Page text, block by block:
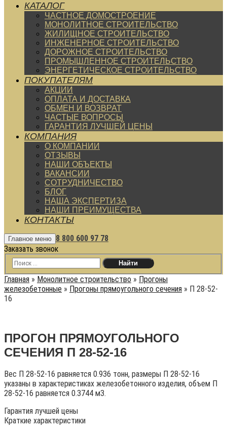
КАТАЛОГ
ЧАСТНОЕ ДОМОСТРОЕНИЕ
МОНОЛИТНОЕ СТРОИТЕЛЬСТВО
ЖИЛИЩНОЕ СТРОИТЕЛЬСТВО
ИНЖЕНЕРНОЕ СТРОИТЕЛЬСТВО
ДОРОЖНОЕ СТРОИТЕЛЬСТВО
ПРОМЫШЛЕННОЕ СТРОИТЕЛЬСТВО
ЭНЕРГЕТИЧЕСКОЕ СТРОИТЕЛЬСТВО
ПОКУПАТЕЛЯМ
АКЦИИ
ОПЛАТА И ДОСТАВКА
ОБМЕН И ВОЗВРАТ
ЧАСТЫЕ ВОПРОСЫ
ГАРАНТИЯ ЛУЧШЕЙ ЦЕНЫ
КОМПАНИЯ
О КОМПАНИИ
ОТЗЫВЫ
НАШИ ОБЪЕКТЫ
ВАКАНСИИ
СОТРУДНИЧЕСТВО
БЛОГ
НАША ЭКСПЕРТИЗА
НАШИ ПРЕИМУЩЕСТВА
КОНТАКТЫ
Главное меню 8 800 600 97 78
Заказать звонок
Главная » Монолитное строительство » Прогоны
железобетонные » Прогоны прямоугольного сечения » П 28-52-
16
ПРОГОН ПРЯМОУГОЛЬНОГО
СЕЧЕНИЯ П 28-52-16
Вес П 28-52-16 равняется 0.936 тонн, размеры П 28-52-16
указаны в характеристиках железобетонного изделия, объем П
28-52-16 равняется 0.3744 м3.
Гарантия лучшей цены
Краткие характеристики